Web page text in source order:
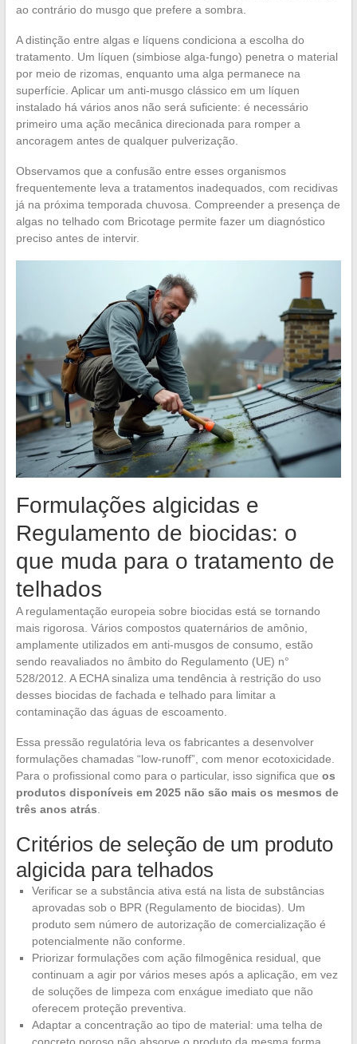
ao contrário do musgo que prefere a sombra.
A distinção entre algas e líquens condiciona a escolha do
tratamento. Um líquen (simbiose alga-fungo) penetra o material
por meio de rizomas, enquanto uma alga permanece na
superfície. Aplicar um anti-musgo clássico em um líquen
instalado há vários anos não será suficiente: é necessário
primeiro uma ação mecânica direcionada para romper a
ancoragem antes de qualquer pulverização.
Observamos que a confusão entre esses organismos
frequentemente leva a tratamentos inadequados, com recidivas
já na próxima temporada chuvosa. Compreender a presença de
algas no telhado com Bricotage permite fazer um diagnóstico
preciso antes de intervir.
Formulações algicidas e
Regulamento de biocidas: o
que muda para o tratamento de
telhados
A regulamentação europeia sobre biocidas está se tornando
mais rigorosa. Vários compostos quaternários de amônio,
amplamente utilizados em anti-musgos de consumo, estão
sendo reavaliados no âmbito do Regulamento (UE) n°
528/2012. A ECHA sinaliza uma tendência à restrição do uso
desses biocidas de fachada e telhado para limitar a
contaminação das águas de escoamento.
Essa pressão regulatória leva os fabricantes a desenvolver
formulações chamadas “low-runoff”, com menor ecotoxicidade.
Para o profissional como para o particular, isso significa que os
produtos disponíveis em 2025 não são mais os mesmos de
três anos atrás
Critérios de seleção de um produto
algicida para telhados
Verificar se a substância ativa está na lista de substâncias
aprovadas sob o BPR (Regulamento de biocidas). Um
produto sem número de autorização de comercialização é
potencialmente não conforme.
Priorizar formulações com ação filmogênica residual, que
continuam a agir por vários meses após a aplicação, em vez
de soluções de limpeza com enxágue imediato que não
oferecem proteção preventiva.
Adaptar a concentração ao tipo de material: uma telha de